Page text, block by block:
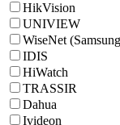
HikVision
UNIVIEW
WiseNet
IDIS
HiWatch
TRASSIR
Dahua
Ivideon